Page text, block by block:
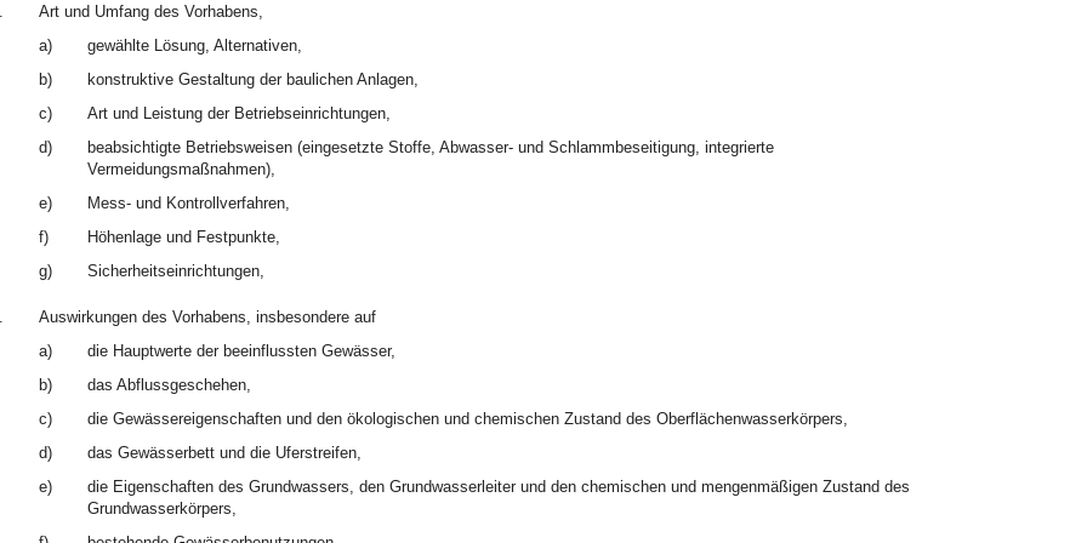
Art und Umfang des Vorhabens,
a)
gewählte Lösung, Alternativen,
b)
konstruktive Gestaltung der baulichen Anlagen,
c)
Art und Leistung der Betriebseinrichtungen,
d)
beabsichtigte Betriebsweisen (eingesetzte Stoffe, Abwasser- und Schlammbeseitigung, integrierte
Vermeidungsmaßnahmen),
e)
Mess- und Kontrollverfahren,
f)
Höhenlage und Festpunkte,
g)
Sicherheitseinrichtungen,
Auswirkungen des Vorhabens, insbesondere auf
a)
die Hauptwerte der beeinflussten Gewässer,
b)
das Abflussgeschehen,
c)
die Gewässereigenschaften und den ökologischen und chemischen Zustand des Oberflächenwasserkörpers,
d)
das Gewässerbett und die Uferstreifen,
e)
die Eigenschaften des Grundwassers, den Grundwasserleiter und den chemischen und mengenmäßigen Zustand des
Grundwasserkörpers,